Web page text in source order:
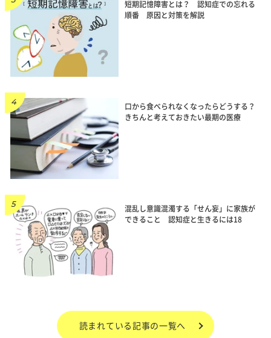
短期記憶障害とは？ 認知症での忘れる
順番 原因と対策を解説
口から食べられなくなったらどうする？
きちんと考えておきたい最期の医療
混乱し意識混濁する「せん妄」に家族が
できること 認知症と生きるには18
読まれている記事の一覧へ